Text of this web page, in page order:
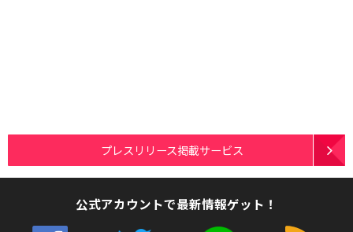
プレスリリース掲載サービス
公式アカウントで最新情報ゲット！